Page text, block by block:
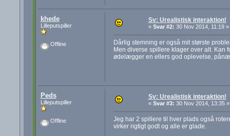
khede
Lilleputspiller
Offline
Sv: Urealistisk interaktion!
« Svar #2: 30 Nov 2014, 11:19 »
Dårlig stemning er også mit største
Men diverse spillere klager over alt. Kan
ødelægger en ellers god oplevelse,
Peds
Lilleputspiller
Offline
Sv: Urealistisk interaktion!
« Svar #3: 30 Nov 2014, 13:35 »
Jeg har 2 spillere til hver plads også
virker rigtigt godt og alle er glade.